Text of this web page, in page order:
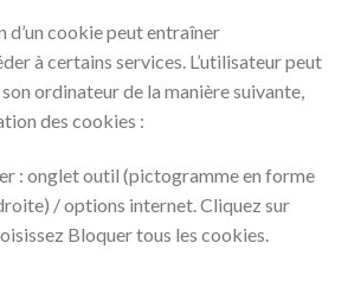
d’un cookie peut entraîner
à certains services. L’utilisateur peut
ordinateur de la manière suivante,
des cookies :
: onglet outil (pictogramme en forme
/ options internet. Cliquez sur
Bloquer tous les cookies.